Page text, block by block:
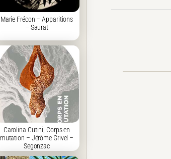
Marie Frécon – Apparitions
– Saurat
Carolina Cutini, Corps en
mutation – Jérôme Grivel –
Segonzac